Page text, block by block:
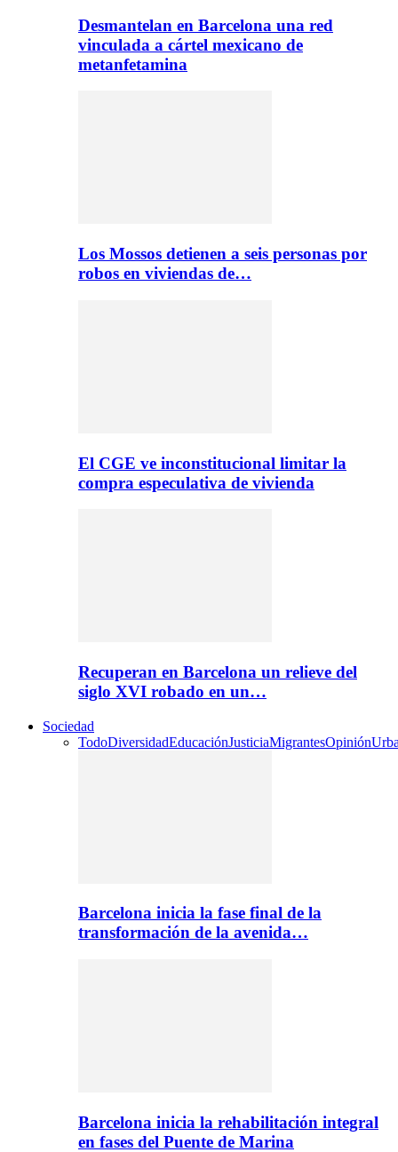
Desmantelan en Barcelona una red
vinculada a cártel mexicano de
metanfetamina
Los Mossos detienen a seis personas por
robos en viviendas de…
El CGE ve inconstitucional limitar la
compra especulativa de vivienda
Recuperan en Barcelona un relieve del
siglo XVI robado en un…
Sociedad
TodoDiversidadEducaciónJusticiaMigrantesOpinión
Barcelona inicia la fase final de la
transformación de la avenida…
Barcelona inicia la rehabilitación integral
en fases del Puente de Marina